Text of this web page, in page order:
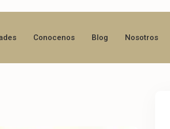
Conocenos Blog Nosotros